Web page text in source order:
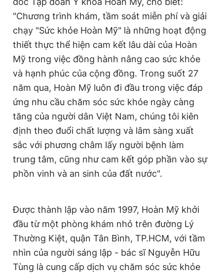
"Chương trình khám, tầm soát miễn phí và giải
chạy "Sức khỏe Hoàn Mỹ" là những hoạt động
thiết thực thể hiện cam kết lâu dài của Hoàn
Mỹ trong việc đồng hành nâng cao sức khỏe
và hạnh phúc của cộng đồng. Trong suốt 27
năm qua, Hoàn Mỹ luôn đi đầu trong việc đáp
ứng nhu cầu chăm sóc sức khỏe ngày càng
tăng của người dân Việt Nam, chúng tôi kiên
định theo đuổi chất lượng và lâm sàng xuất
sắc với phương châm lấy người bệnh làm
trung tâm, cũng như cam kết góp phần vào sự
phồn vinh và an sinh của đất nước".
Được thành lập vào năm 1997, Hoàn Mỹ khởi
đầu từ một phòng khám nhỏ trên đường Lý
Thường Kiệt, quận Tân Bình, TP.HCM, với tầm
nhìn của người sáng lập - bác sĩ Nguyễn Hữu
Tùng là cung cấp dịch vụ chăm sóc sức khỏe